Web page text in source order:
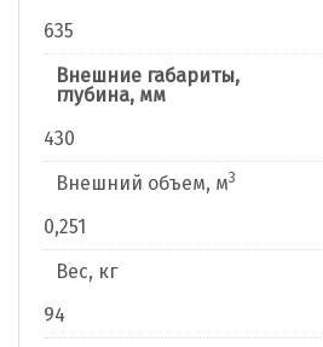
635
Внешние габариты,
глубина, мм
430
Внешний объем, м3
0,251
Вес, кг
94